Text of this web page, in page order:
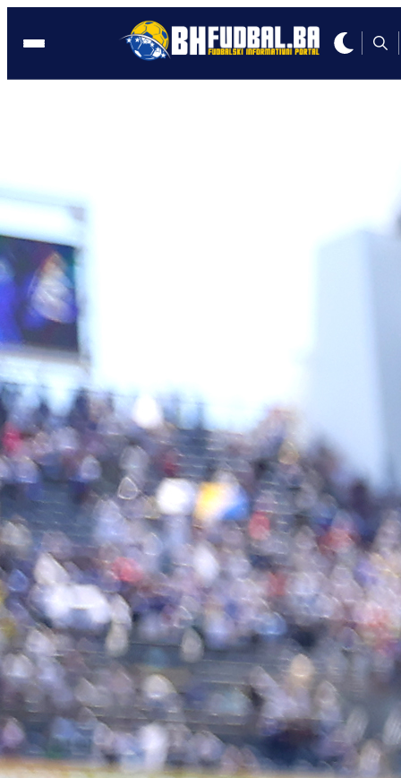
SLOVENIJA
19:54, 21.05.2025
Selektor Kek objavio spisak
Predvodit će ih zvijezda porijeklom iz
BiH
Autor:
Redakcija
19:54, 21.05.2025